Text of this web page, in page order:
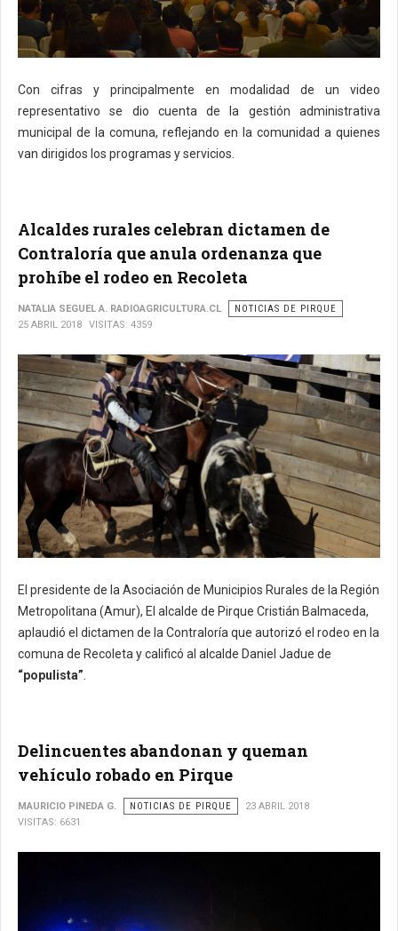
Con cifras y principalmente en modalidad de un video
representativo se dio cuenta de la gestión administrativa
municipal de la comuna, reflejando en la comunidad a quienes
van dirigidos los programas y servicios.
Alcaldes rurales celebran dictamen de
Contraloría que anula ordenanza que
prohíbe el rodeo en Recoleta
NATALIA SEGUEL A. RADIOAGRICULTURA.CL
NOTICIAS DE PIRQUE
25 ABRIL 2018
VISITAS: 4359
El presidente de la Asociación de Municipios Rurales de la Región
Metropolitana (Amur), El alcalde de Pirque Cristián Balmaceda,
aplaudió el dictamen de la Contraloría que autorizó el rodeo en la
comuna de Recoleta y calificó al alcalde Daniel Jadue de
“populista”.
Delincuentes abandonan y queman
vehículo robado en Pirque
MAURICIO PINEDA G. NOTICIAS DE PIRQUE
23 ABRIL 2018
VISITAS: 6631